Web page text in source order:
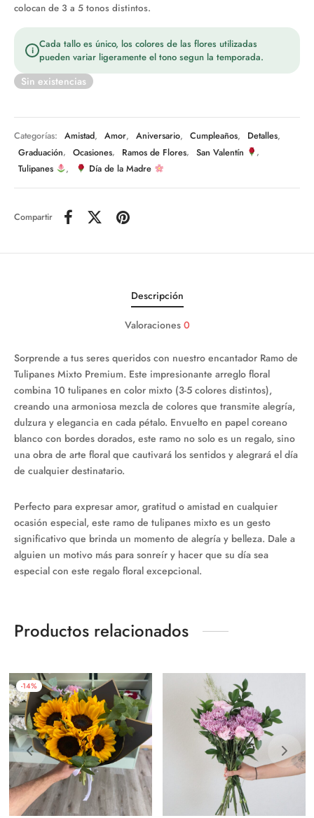
colocan de 3 a 5 tonos distintos.
i Cada tallo es único, los colores de las flores utilizadas
pueden variar ligeramente el tono segun la temporada.
Sin existencias
Categorías: Amistad, Amor, Aniversario, Cumpleaños, Detalles,
Graduación, Ocasiones, Ramos de Flores, San Valentín
,
Tulipanes
, Día de la Madre
Compartir
Descripción
Valoraciones 0
Sorprende a tus seres queridos con nuestro encantador Ramo de
Tulipanes Mixto Premium. Este impresionante arreglo floral
combina 10 tulipanes en color mixto (3-5 colores distintos),
creando una armoniosa mezcla de colores que transmite alegría,
dulzura y elegancia en cada pétalo. Envuelto en papel coreano
blanco con bordes dorados, este ramo no solo es un regalo, sino
una obra de arte floral que cautivará los sentidos y alegrará el día
de cualquier destinatario.
Perfecto para expresar amor, gratitud o amistad en cualquier
ocasión especial, este ramo de tulipanes mixto es un gesto
significativo que brinda un momento de alegría y belleza. Dale a
alguien un motivo más para sonreír y hacer que su día sea
especial con este regalo floral excepcional.
Productos relacionados
-14%